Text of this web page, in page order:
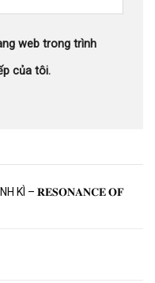
web trong trình
của tôi.
KÌ – 𝐑𝐄𝐒𝐎𝐍𝐀𝐍𝐂𝐄 𝐎𝐅